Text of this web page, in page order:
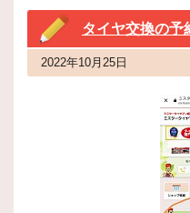
タイヤ交換の予
2022年10月25日